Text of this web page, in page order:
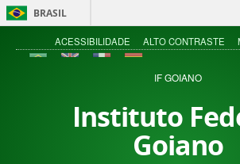
BRASIL
ACESSIBILIDADE ALTO CONTRASTE
IF GOIANO
Instituto
Goiano